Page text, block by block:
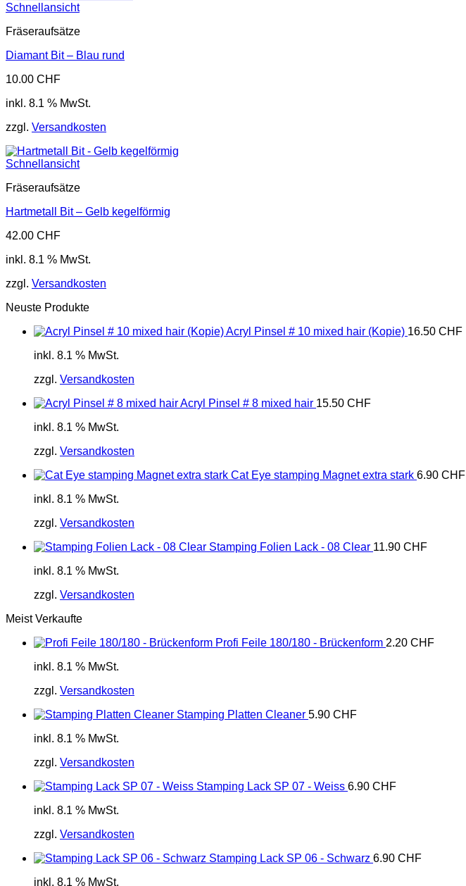
Schnellansicht
Fräseraufsätze
Diamant Bit – Blau rund
10.00 CHF
inkl. 8.1 % MwSt.
zzgl. Versandkosten
Schnellansicht
Fräseraufsätze
Hartmetall Bit – Gelb kegelförmig
42.00 CHF
inkl. 8.1 % MwSt.
zzgl. Versandkosten
Neuste Produkte
Acryl Pinsel # 10 mixed hair (Kopie) 16.50 CHF
inkl. 8.1 % MwSt.
zzgl. Versandkosten
Acryl Pinsel # 8 mixed hair 15.50 CHF
inkl. 8.1 % MwSt.
zzgl. Versandkosten
Cat Eye stamping Magnet extra stark 6.90 CHF
inkl. 8.1 % MwSt.
zzgl. Versandkosten
Stamping Folien Lack - 08 Clear 11.90 CHF
inkl. 8.1 % MwSt.
zzgl. Versandkosten
Meist Verkaufte
Profi Feile 180/180 - Brückenform 2.20 CHF
inkl. 8.1 % MwSt.
zzgl. Versandkosten
Stamping Platten Cleaner 5.90 CHF
inkl. 8.1 % MwSt.
zzgl. Versandkosten
Stamping Lack SP 07 - Weiss 6.90 CHF
inkl. 8.1 % MwSt.
zzgl. Versandkosten
Stamping Lack SP 06 - Schwarz 6.90 CHF
inkl. 8.1 % MwSt.